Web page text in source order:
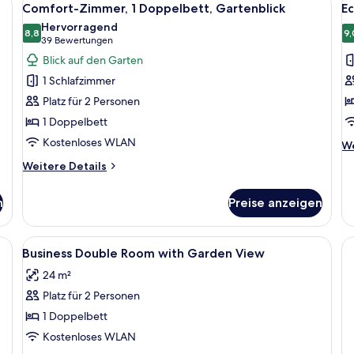
to
2
Twin
Beds)
2
Fotos
für
Comfort-
Zimmer,
Doppelbett,
Gartenblick
anzeigen
3
Comfort-Zimmer, 1 Doppelbett, Gartenblick
8,88,8 von 10
Hervorragend
39 Bewertungen
(39
Bewertungen)
Blick auf den Garten
1 Schlafzimmer
Platz für 2 Personen
1 Doppelbett
Kostenloses WLAN
Weitere Details
Weitere
Zimmer,
Doppelbett,
Preise anzeigen
1
1
Betten, Zimmersafe
Alle
Fotos
für
Business
Double
Room
Hochwertige Bettwaren, Pillowtop-
3
Business Double Room with Garden View
24 m²
Platz für 2 Personen
1 Doppelbett
Kostenloses WLAN